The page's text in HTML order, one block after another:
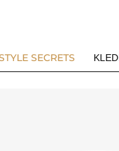
SECRETS